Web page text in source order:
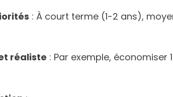
: À court terme (1-2 ans),
réaliste : Par exemple, économiser